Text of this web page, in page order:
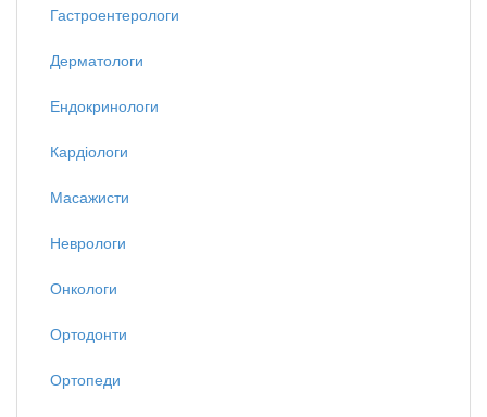
Гастроентерологи
Дерматологи
Ендокринологи
Кардіологи
Масажисти
Неврологи
Онкологи
Ортодонти
Ортопеди